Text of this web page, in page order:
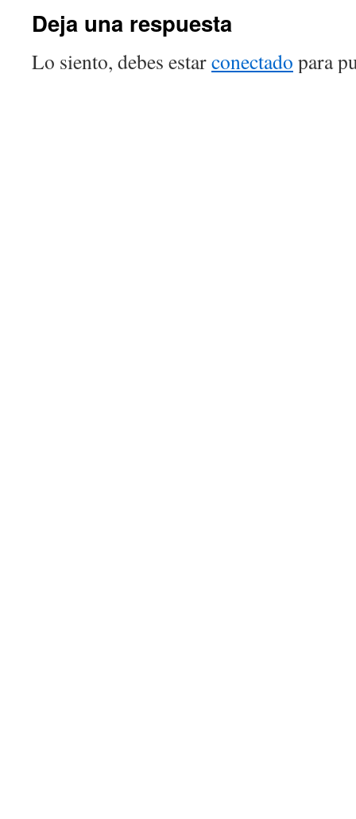
Deja una respuesta
Lo siento, debes estarconectado para